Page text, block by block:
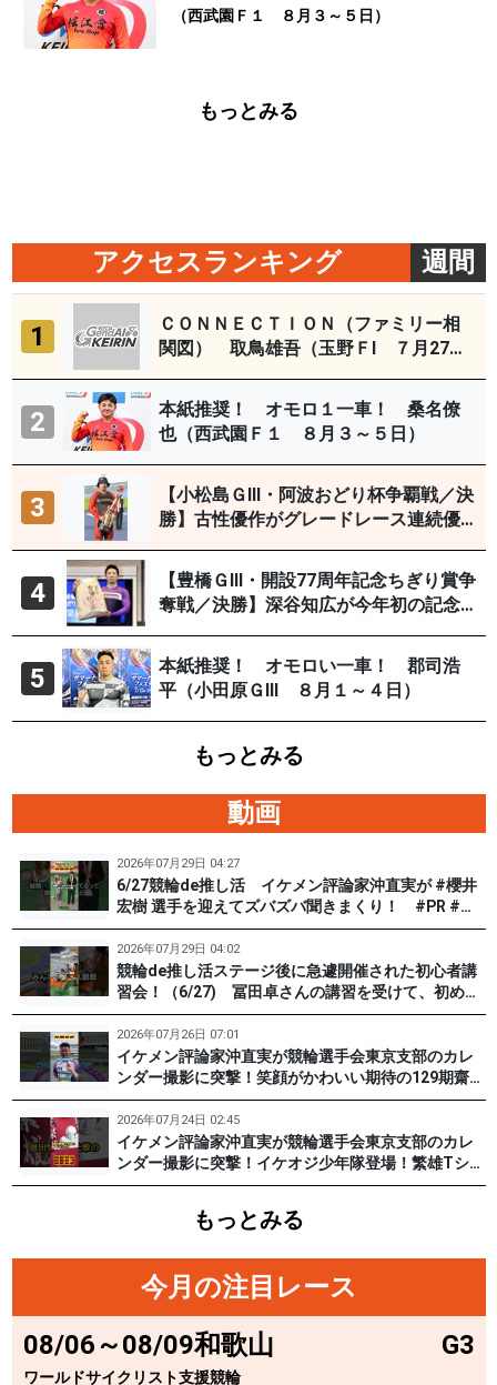
（西武園Ｆ１ ８月３～５日）
もっとみる
アクセスランキング 週間
1
ＣＯＮＮＥＣＴＩＯＮ（ファミリー相
関図） 取鳥雄吾（玉野ＦⅠ ７月27～
2
本紙推奨！ オモロ１一車！ 桑名僚
也（西武園Ｆ１ ８月３～５日）
3
【小松島ＧⅢ・阿波おどり杯争覇戦／決
勝】古性優作がグレードレース連続優
4
【豊橋ＧⅢ・開設77周年記念ちぎり賞争
奪戦／決勝】深谷知広が今年初の記念
5
本紙推奨！ オモロい一車！ 郡司浩
平（小田原ＧⅢ ８月１～４日）
もっとみる
動画
2026年07月29日 04:27
6/27競輪de推し活 イケメン評論家沖直実が #櫻井
宏樹 選手を迎えてズバズバ聞きまくり！ #PR #松
戸けいりん #和田健太郎
2026年07月29日 04:02
競輪de推し活ステージ後に急遽開催された初心者講
習会！（6/27) 冨田卓さんの講習を受けて、初めて
チャレンジした女子たち。果たして…？ #PR #松戸
けいりん #和田健太郎 #沖直実
2026年07月26日 07:01
イケメン評論家沖直実が競輪選手会東京支部のカレ
ンダー撮影に突撃！笑顔がかわいい期待の129期齋藤
宏樹選手登場！ #pr #松戸けいりん
2026年07月24日 02:45
イケメン評論家沖直実が競輪選手会東京支部のカレ
ンダー撮影に突撃！イケオジ少年隊登場！繁雄Tシャ
ツへの思いとは？ #PR #松戸けいりん #川口満広 #
もっとみる
今月の注目レース
08/06～08/09和歌山 G3
ワールドサイクリスト支援競輪